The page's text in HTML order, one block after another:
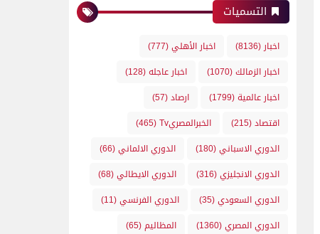
التسميات
اخبار (8136) اخبار الأهلي(777)
اخبار الزمالك(1070) اخبار عاجله(128)
اخبار عالمية(1799) ارصاد(57)
اقتصاد(215) الخبرالمصريTv
(465)
الدوري الاسباني(180) الدوري الالماني(66)
الدوري الانجليزي(316) الدوري الايطالي(68)
الدوري السعودي(35) الدوري الفرنسي(11)
الدوري المصري(1360) المظاليم(65)